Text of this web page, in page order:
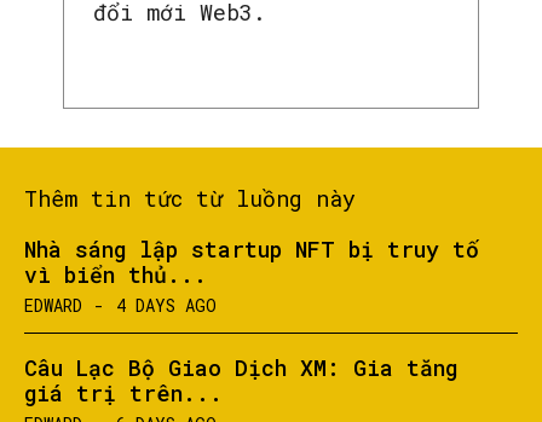
đổi mới Web3.
Thêm tin tức từ luồng này
Nhà sáng lập startup NFT bị truy tố
vì biển thủ...
EDWARD - 4 DAYS AGO
Câu Lạc Bộ Giao Dịch XM: Gia tăng
giá trị trên...